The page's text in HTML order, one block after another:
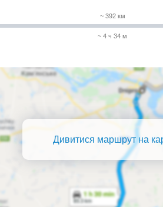
~ 392 км
~ 4 ч 34 м
Дивитися маршрут на